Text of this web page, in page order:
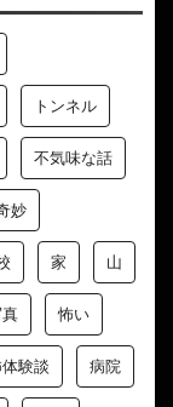
トンネル
不気味な話
妙
家 山
怖い
験談 病院